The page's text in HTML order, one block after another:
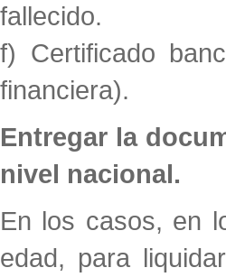
fallecido.
f) Certificado
financiera).
Entregar la
nivel nacional.
En los casos, en
edad, para